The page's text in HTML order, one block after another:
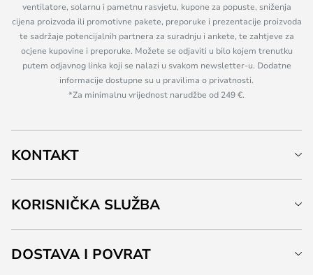
ventilatore, solarnu i pametnu rasvjetu, kupone za popuste, sniženja
cijena proizvoda ili promotivne pakete, preporuke i prezentacije proizvoda
te sadržaje potencijalnih partnera za suradnju i ankete, te zahtjeve za
ocjene kupovine i preporuke. Možete se odjaviti u bilo kojem trenutku
putem odjavnog linka koji se nalazi u svakom newsletter-u. Dodatne
informacije dostupne su u pravilima o privatnosti.
*Za minimalnu vrijednost narudžbe od 249 €.
KONTAKT
KORISNIČKA SLUŽBA
DOSTAVA I POVRAT